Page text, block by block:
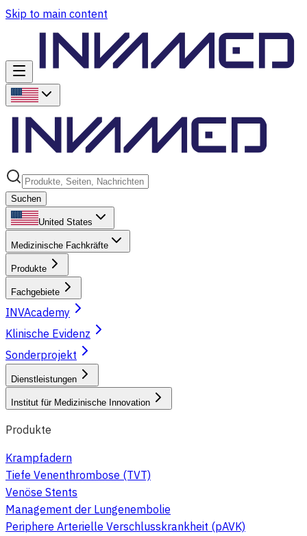
Skip to main content
Suchen
United States
Medizinische Fachkräfte
Produkte
Fachgebiete
INVAcademy
Klinische Evidenz
Sonderprojekt
Dienstleistungen
Institut für Medizinische Innovation
Produkte
Krampfadern
Tiefe Venenthrombose (TVT)
Venöse Stents
Management der Lungenembolie
Periphere Arterielle Verschlusskrankheit (pAVK)